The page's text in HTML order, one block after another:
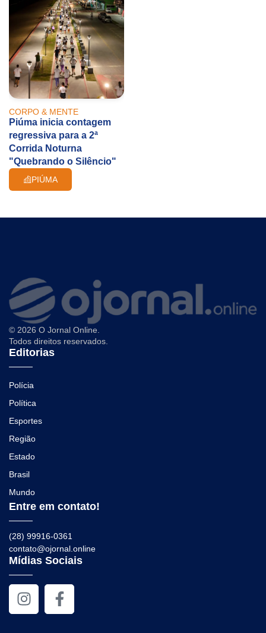
CORPO & MENTE
Piúma inicia contagem
regressiva para a 2ª
Corrida Noturna
"Quebrando o Silêncio"
PIÚMA
© 2026 O Jornal Online.
Todos direitos reservados.
Editorias
Polícia
Política
Esportes
Região
Estado
Brasil
Mundo
Entre em contato!
(28) 99916-0361
contato@ojornal.online
Mídias Sociais